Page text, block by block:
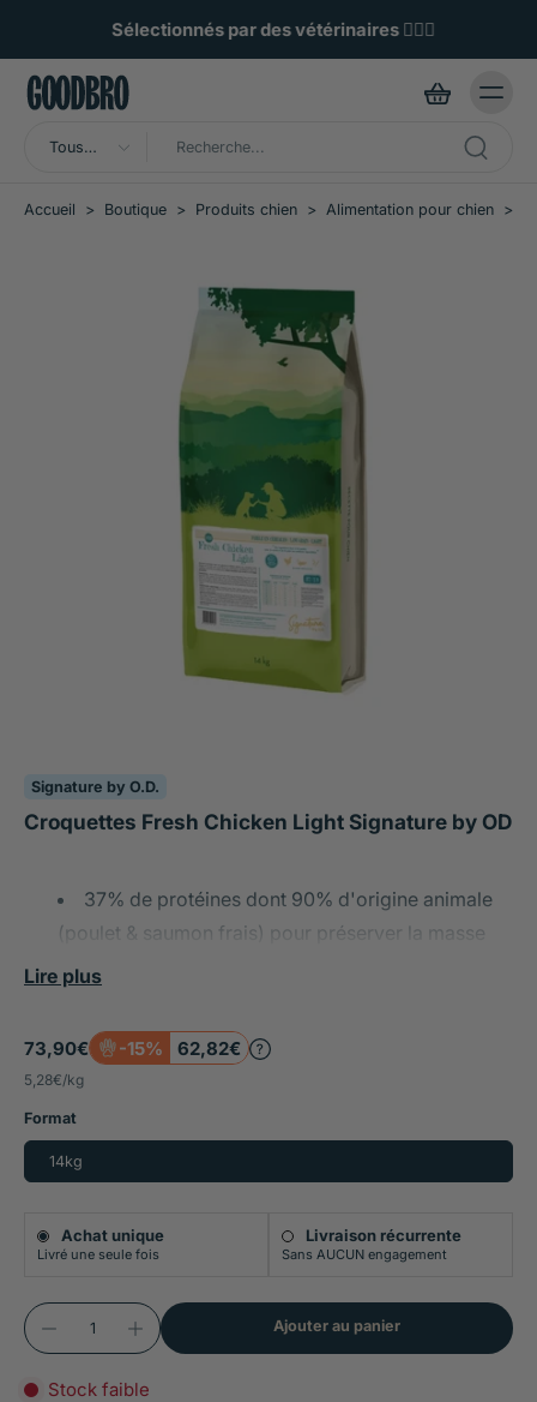
Sélectionnés par des vétérinaires 🧑🏼‍⚕️
Tous
Accueil > Boutique > Produits chien > Alimentation pour chien >
Signature by O.D.
Croquettes Fresh Chicken Light Signature by OD
37% de protéines dont 90% d'origine animale
(poulet & saumon frais) pour préserver la masse
musculaire sans excès calorique
seulement et 3 515 kcal/kg, avec le riz comme
unique source d'amidon, sans blé, maïs ni
légumineuses
des graisses et une satiété durable
Lire plus
73,90€ -15% 62,82€
5,28€/kg
Format
14kg
Achat unique
Livré une seule fois
Livraison récurrente
Sans AUCUN engagement
Ajouter au panier
Stock faible